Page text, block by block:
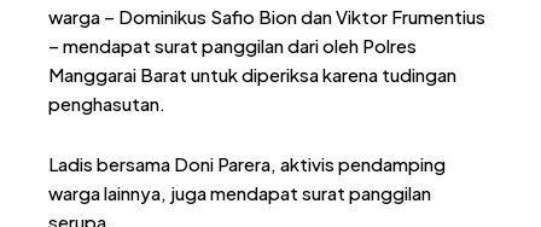
warga – Dominikus Safio Bion dan Viktor Frumentius
– mendapat surat panggilan dari oleh Polres
Manggarai Barat untuk diperiksa karena tudingan
penghasutan.
Ladis bersama Doni Parera, aktivis pendamping
warga lainnya, juga mendapat surat panggilan
serupa.